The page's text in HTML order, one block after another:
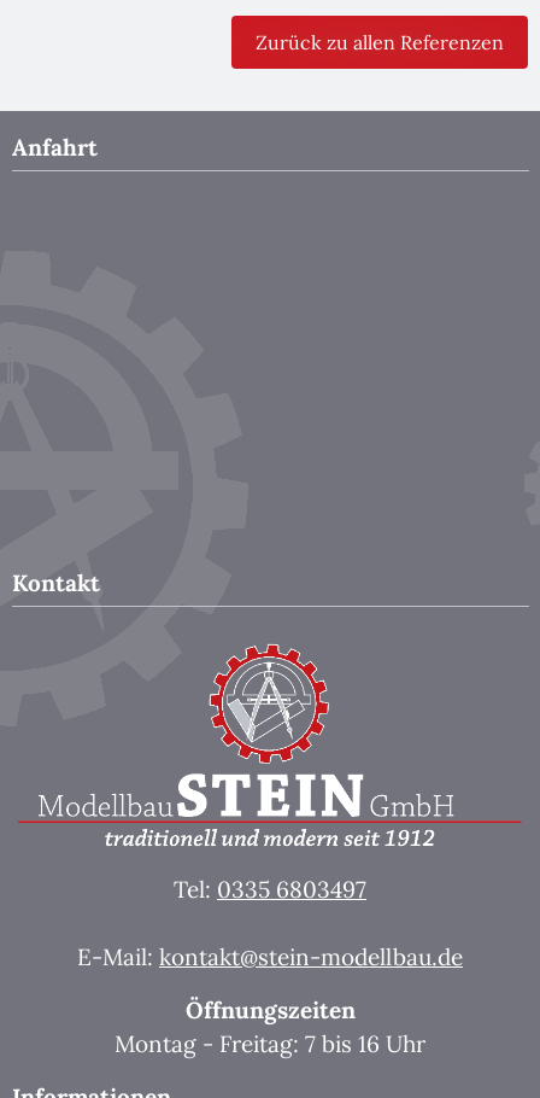
Zurück zu allen Referenzen
Anfahrt
Kontakt
Tel: 0335 6803497
E-Mail: kontakt@stein-modellbau.de
Öffnungszeiten
Montag - Freitag: 7 bis 16 Uhr